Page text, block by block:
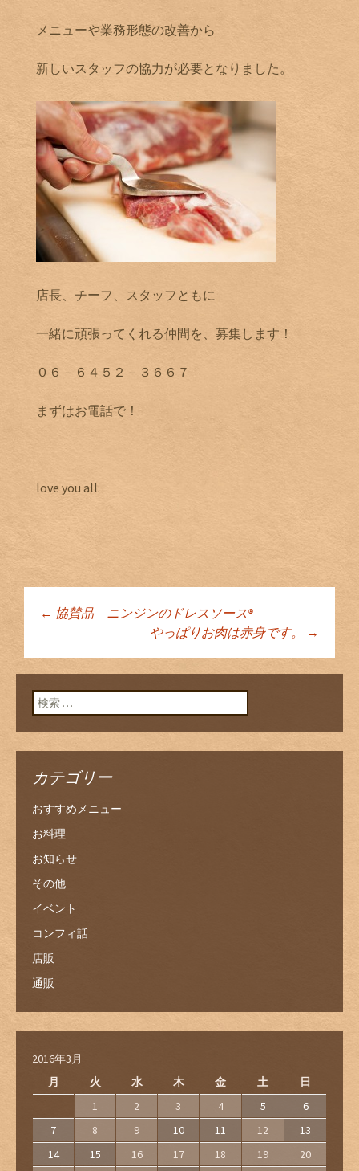
メニューや業務形態の改善から
新しいスタッフの協力が必要となりました。
店長、チーフ、スタッフともに
一緒に頑張ってくれる仲間を、募集します！
０６－６４５２－３６６７
まずはお電話で！
love you all.
投稿ナビゲーショ
ン
← 協賛品 ニンジンのドレスソース®
やっぱりお肉は赤身です。
→
検索:
カテゴリー
おすすめメニュー
お料理
お知らせ
その他
イベント
コンフィ話
店販
通販
2016年3月
月
火 水 木 金 土
日
1
2 3 4 5
6
7
8 9 10 11 12
13
14
15 16 17 18 19
20